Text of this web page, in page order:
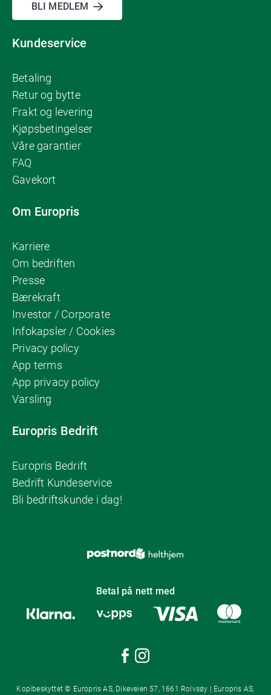
BLI MEDLEM
Kundeservice
Betaling
Retur og bytte
Frakt og levering
Kjøpsbetingelser
Våre garantier
FAQ
Gavekort
Om Europris
Karriere
Om bedriften
Presse
Bærekraft
Investor / Corporate
Infokapsler / Cookies
Privacy policy
App terms
App privacy policy
Varsling
Europris Bedrift
Europris Bedrift
Bedrift Kundeservice
Bli bedriftskunde i dag!
Betal på nett med
Kopibeskyttet © Europris AS, Dikeveien 57, 1661 Rolvsøy | Europris AS,